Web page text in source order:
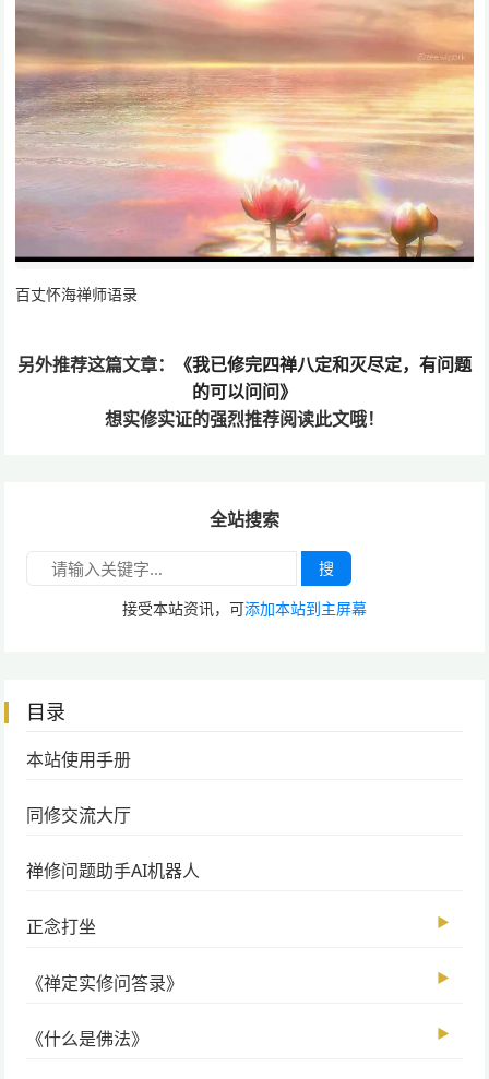
百丈怀海禅师语录
另外推荐这篇文章：
《我已修完四禅八定和灭尽定，有问题
的可以问问》
想实修实证的强烈推荐阅读此文哦！
全站搜索
搜
接受本站资讯，可添加本站到主屏幕
目录
本站使用手册
同修交流大厅
禅修问题助手AI机器人
正念打坐 ▶
《禅定实修问答录》 ▶
《什么是佛法》 ▶